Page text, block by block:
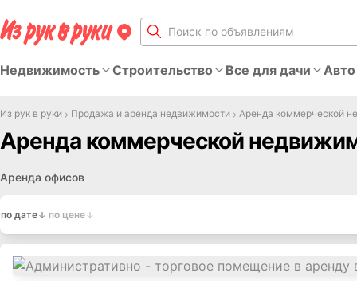
Недвижимость Строительство Все для дачи
Из рук в руки Продажа и аренда недвижимости Аренда коммерческой
Аренда коммерческой
Аренда офисов
по дате по цене